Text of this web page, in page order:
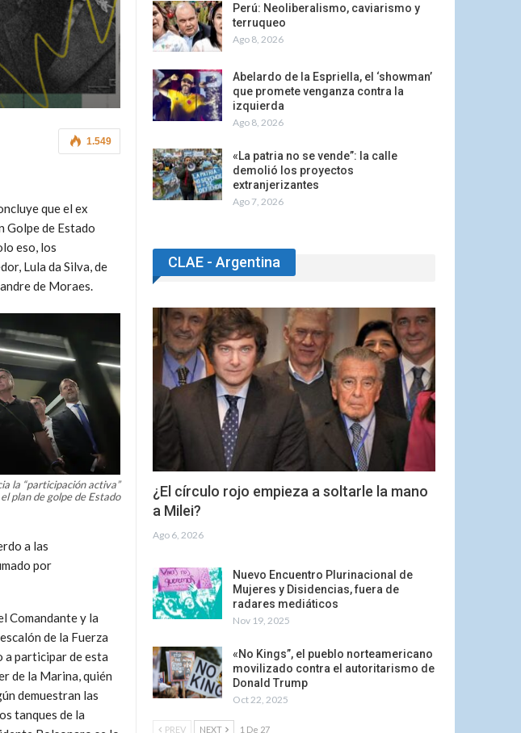
1.549
que el ex
Golpe de Estado
eso, los
Lula da Silva, de
de Moraes.
la “participación activa”
plan de golpe de Estado
a las
por
Comandante y la
de la Fuerza
a participar de esta
de la Marina, quién
demuestran las
tanques de la
Perú: Neoliberalismo, caviarismo y
terruqueo
Ago 8, 2026
Abelardo de la Espriella, el ‘showman’
que promete venganza contra la
izquierda
Ago 8, 2026
«La patria no se vende”: la calle
demolió los proyectos
extranjerizantes
Ago 7, 2026
CLAE - Argentina
¿El círculo rojo empieza a soltarle la mano
a Milei?
Ago 6, 2026
Nuevo Encuentro Plurinacional de
Mujeres y Disidencias, fuera de
radares mediáticos
Nov 19, 2025
«No Kings”, el pueblo norteamericano
movilizado contra el autoritarismo de
Donald Trump
Oct 22, 2025
PREV NEXT 1 De 27